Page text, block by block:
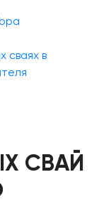
сваях в
СВАЙ